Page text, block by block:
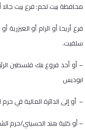
محافظة بيت لحم: فرع بيت جالا
فرع أريحا أو الرام أو
سلفيت.
– أو أحد فروع بنك فلسطين
ابوديس
– أو إلى الدائرة المالية في
– أو كلية هند الحسيني/حرم